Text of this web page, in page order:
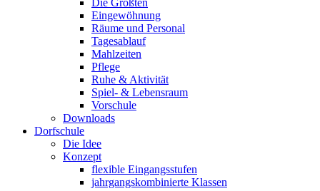
Die Größten
Eingewöhnung
Räume und Personal
Tagesablauf
Mahlzeiten
Pflege
Ruhe & Aktivität
Spiel- & Lebensraum
Vorschule
Downloads
Dorfschule
Die Idee
Konzept
flexible Eingangsstufen
jahrgangskombinierte Klassen